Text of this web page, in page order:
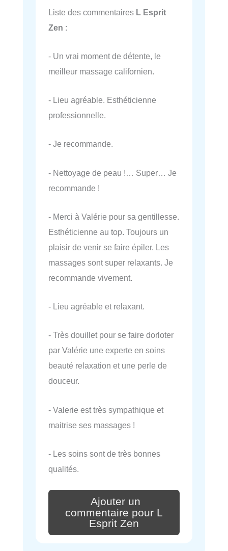
Liste des commentaires L Esprit
Zen :
- Un vrai moment de détente, le
meilleur massage californien.
- Lieu agréable. Esthéticienne
professionnelle.
- Je recommande.
- Nettoyage de peau !… Super… Je
recommande !
- Merci à Valérie pour sa gentillesse.
Esthéticienne au top. Toujours un
plaisir de venir se faire épiler. Les
massages sont super relaxants. Je
recommande vivement.
- Lieu agréable et relaxant.
- Très douillet pour se faire dorloter
par Valérie une experte en soins
beauté relaxation et une perle de
douceur.
- Valerie est très sympathique et
maitrise ses massages !
- Les soins sont de très bonnes
qualités.
Ajouter un
commentaire pour L
Esprit Zen